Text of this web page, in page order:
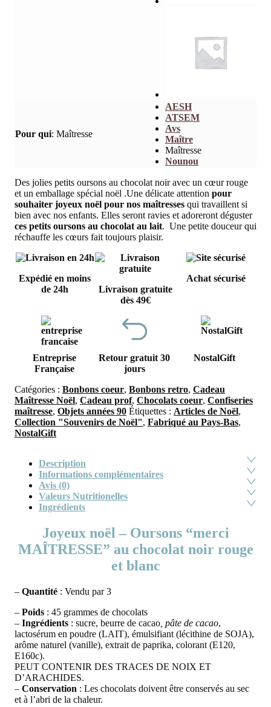
Des jolies petits oursons au chocolat noir avec un cœur rouge
et un emballage spécial noël .Une délicate attention pour
souhaiter joyeux noël pour nos maîtresses qui travaillent si
bien avec nos enfants. Elles seront ravies et adoreront déguster
ces petits oursons au chocolat au lait. Une petite douceur qui
réchauffe les cœurs fait toujours plaisir.
Pour qui: Maîtresse
AESH
ATSEM
Avs
Maître
Maîtresse
Nounou
Expédié en moins
de 24h
Livraison gratuite
dès 49€
Achat sécurisé
Entreprise
Française
Retour gratuit 30
jours
NostalGift
Catégories : Bonbons coeur, Bonbons retro, Cadeau
Maîtresse Noël, Cadeau prof, Chocolats coeur, Confiseries
maîtresse, Objets années 90 Étiquettes : Articles de Noël,
Collection "Souvenirs de Noël", Fabriqué au Pays-Bas,
NostalGift
Description
Informations complémentaires
Avis (0)
Valeurs Nutritionelles
Ingrédients
Joyeux noël – Oursons “merci
MAÎTRESSE” au chocolat noir rouge
et blanc
– Quantité : Vendu par 3
– Poids : 45 grammes de chocolats
– Ingrédients : sucre, beurre de cacao , pâte de cacao,
lactosérum en poudre (LAIT), émulsifiant (lécithine de SOJA),
arôme naturel (vanille), extrait de paprika, colorant (E120,
E160c).
PEUT CONTENIR DES TRACES DE NOIX ET
D’ARACHIDES.
– Conservation : Les chocolats doivent être conservés au sec
et à l’abri de la chaleur.